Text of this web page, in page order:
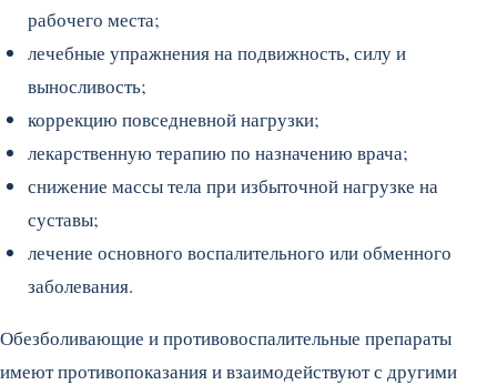
рабочего места;
лечебные упражнения на подвижность, силу и
выносливость;
коррекцию повседневной нагрузки;
лекарственную терапию по назначению врача;
снижение массы тела при избыточной нагрузке на
суставы;
лечение основного воспалительного или обменного
заболевания.
Обезболивающие и противовоспалительные препараты
имеют противопоказания и взаимодействуют с другими